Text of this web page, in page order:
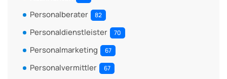
Personalberater 82
Personaldienstleister 70
Personalmarketing 67
Personalvermittler 67